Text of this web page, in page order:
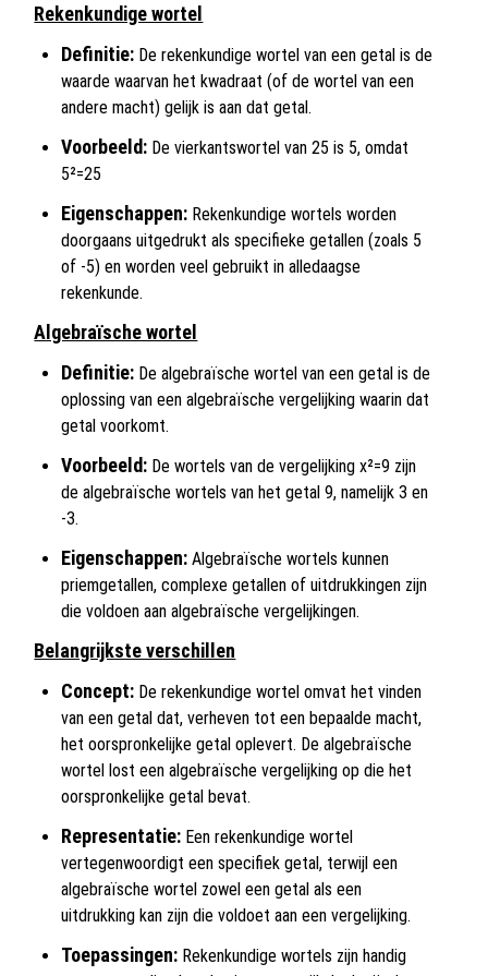
Rekenkundige wortel
Definitie: De rekenkundige wortel van een getal is de
waarde waarvan het kwadraat (of de wortel van een
andere macht) gelijk is aan dat getal.
Voorbeeld: De vierkantswortel van 25 is 5, omdat
5²=25
Eigenschappen: Rekenkundige wortels worden
doorgaans uitgedrukt als specifieke getallen (zoals 5
of -5) en worden veel gebruikt in alledaagse
rekenkunde.
Algebraïsche wortel
Definitie: De algebraïsche wortel van een getal is de
oplossing van een algebraïsche vergelijking waarin dat
getal voorkomt.
Voorbeeld: De wortels van de vergelijking х²=9 zijn
de algebraïsche wortels van het getal 9, namelijk 3 en
-3.
Eigenschappen: Algebraïsche wortels kunnen
priemgetallen, complexe getallen of uitdrukkingen zijn
die voldoen aan algebraïsche vergelijkingen.
Belangrijkste verschillen
Concept: De rekenkundige wortel omvat het vinden
van een getal dat, verheven tot een bepaalde macht,
het oorspronkelijke getal oplevert. De algebraïsche
wortel lost een algebraïsche vergelijking op die het
oorspronkelijke getal bevat.
Representatie: Een rekenkundige wortel
vertegenwoordigt een specifiek getal, terwijl een
algebraïsche wortel zowel een getal als een
uitdrukking kan zijn die voldoet aan een vergelijking.
Toepassingen: Rekenkundige wortels zijn handig